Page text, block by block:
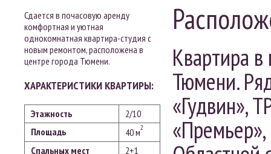
Сдается в почасовую аренду
комфортная и уютная
однокомнатная квартира-студия с
новым ремонтом, расположена в
центре города Тюмени.
ХАРАКТЕРИСТИКИ КВАРТИРЫ:
Этажность
2/10
Площадь
40 м2
Спальных мест
2+1
Квартира
Тюмени.
«Гудвин»,